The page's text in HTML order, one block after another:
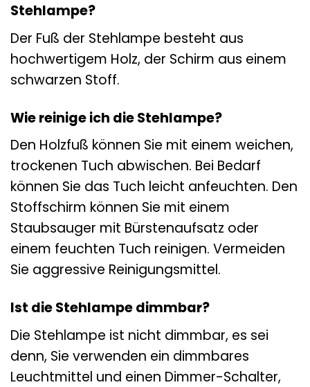
Stehlampe?
Der Fuß der Stehlampe besteht aus
hochwertigem Holz, der Schirm aus einem
schwarzen Stoff.
Wie reinige ich die Stehlampe?
Den Holzfuß können Sie mit einem weichen,
trockenen Tuch abwischen. Bei Bedarf
können Sie das Tuch leicht anfeuchten. Den
Stoffschirm können Sie mit einem
Staubsauger mit Bürstenaufsatz oder
einem feuchten Tuch reinigen. Vermeiden
Sie aggressive Reinigungsmittel.
Ist die Stehlampe dimmbar?
Die Stehlampe ist nicht dimmbar, es sei
denn, Sie verwenden ein dimmbares
Leuchtmittel und einen Dimmer-Schalter,